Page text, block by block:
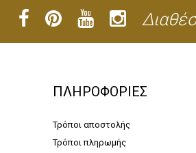
ΠΛΗΡΟΦΟΡΙΕΣ
Τρόποι αποστολής
Τρόποι πληρωμής